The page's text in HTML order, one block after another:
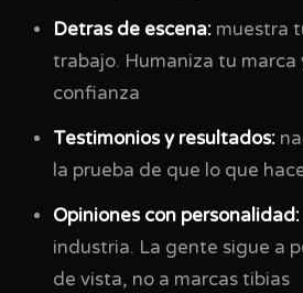
Detras de escena: muestra
trabajo. Humaniza tu marca
confianza
Testimonios y resultados:
la prueba de que lo que
Opiniones con personalidad:
industria. La gente sigue a
de vista, no a marcas tibias